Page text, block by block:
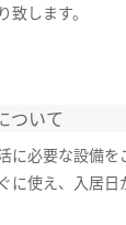
致します。
ついて
に必要な設備を
に使え、入居日